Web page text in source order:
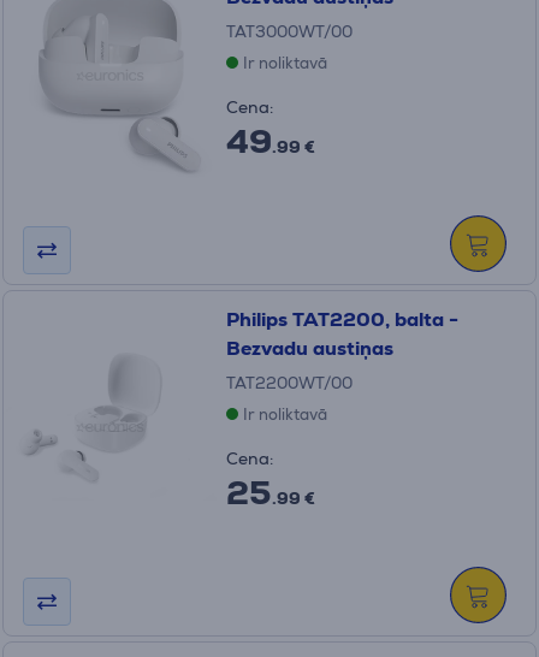
TAT3000WT/00
Ir noliktavā
Cena:
49.99 €
Philips TAT2200, balta -
Bezvadu austiņas
TAT2200WT/00
Ir noliktavā
Cena:
25.99 €